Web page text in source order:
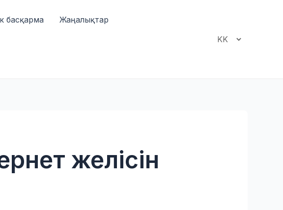
басқарма Жаңалықтар
желісін